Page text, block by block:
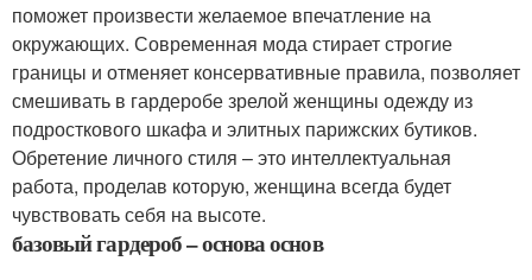
поможет произвести желаемое впечатление на
окружающих. Современная мода стирает строгие
границы и отменяет консервативные правила, позволяет
смешивать в гардеробе зрелой женщины одежду из
подросткового шкафа и элитных парижских бутиков.
Обретение личного стиля – это интеллектуальная
работа, проделав которую, женщина всегда будет
чувствовать себя на высоте.
базовый гардероб – основа основ